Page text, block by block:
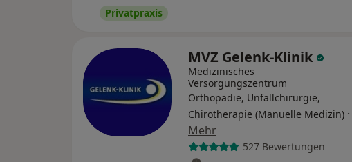
Privatpraxis
MVZ Gelenk-Klinik
Medizinisches
Versorgungszentrum
Orthopädie, Unfallchirurgie,
Chirotherapie (Manuelle Medizin) ·
Mehr
527 Bewertungen